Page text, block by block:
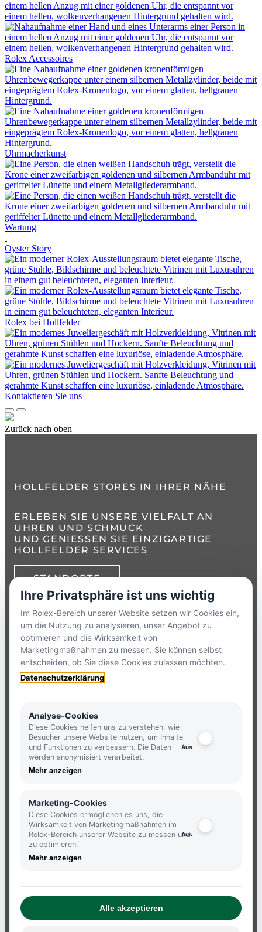
Rolex Accessoires
Uhrmacherkunst
Wartung
Oyster Story
Rolex bei Hollfelder
Kontaktieren Sie uns
Zurück nach oben
HOLLFELDER STORES IN IHRER NÄHE
ERLEBEN SIE UNSERE VIELFALT AN
UHREN UND SCHMUCK
UND GENIESSEN SIE EINZIGARTIGE H
OLLFELDER SERVICES
STANDORTE
+49 8386 3729790
ZUMKONTAKTFORMULAR
HOLLFELDER
JETZT ANMELDEN UND KEINE
NEUIGKEITEN MEHR VERPASSEN.
IMPRESSUM
DATENSCHUTZBESTIMMUNGEN
Ihre Privatsphäre ist uns wichtig
Im Rolex-Bereich unserer Website setzen wir Cookies ein,
um die Nutzung zu analysieren, unser Angebot zu
optimieren und die Wirksamkeit von
Marketingmaßnahmen zu messen. Sie können selbst
entscheiden, ob Sie diese Cookies zulassen möchten.
Datenschutzerklärung
Analyse-Cookies
Diese Cookies helfen uns zu verstehen, wie
Besucher unsere Website nutzen, um Inhalte
und Funktionen zu verbessern. Die Daten
werden anonymisiert verarbeitet.
Mehr anzeigen
Marketing-Cookies
Diese Cookies ermöglichen es uns, die
Wirksamkeit von Marketingmaßnahmen im
Rolex-Bereich unserer Website zu messen und
zu optimieren.
Mehr anzeigen
Alle akzeptieren